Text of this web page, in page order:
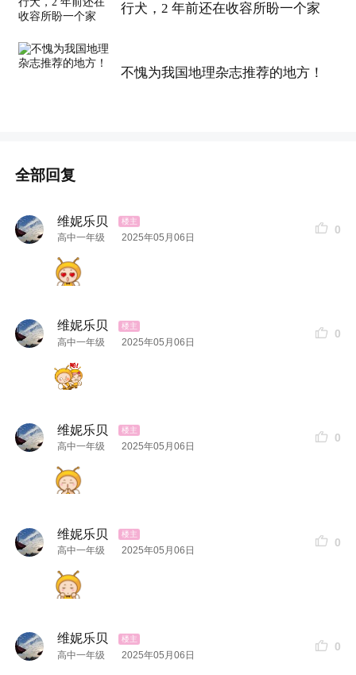
行犬，2 年前还在收容所盼一个家
不愧为我国地理杂志推荐的地方！
全部回复
维妮乐贝
高中一年级 2025年05月06日
0
维妮乐贝
高中一年级 2025年05月06日
0
维妮乐贝
高中一年级 2025年05月06日
0
维妮乐贝
高中一年级 2025年05月06日
0
维妮乐贝
高中一年级 2025年05月06日
0